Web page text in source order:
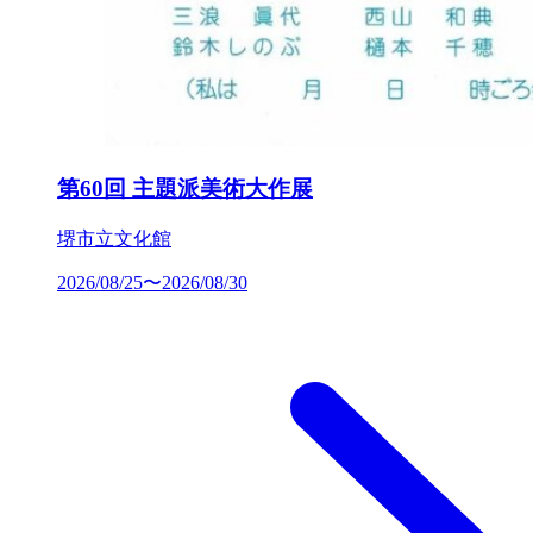
第60回 主題派美術大作展
堺市立文化館
2026/08/25〜2026/08/30